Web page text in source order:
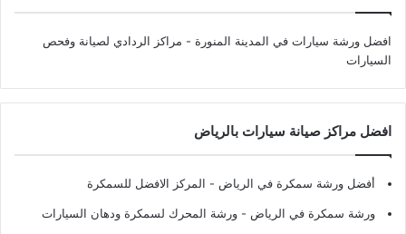
افضل ورشة سيارات في المدينة المنورة - مراكز الردادي لصيانة وفحص
السيارات
افضل مراكز صيانة سيارات بالرياض
أفضل ورشة سمكرة في الرياض - المركز الافضل للسمكرة
ورشة سمكرة في الرياض - ورشة المحرك لسمكرة ودهان السيارات